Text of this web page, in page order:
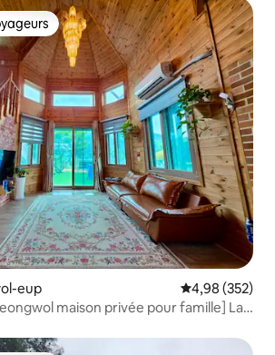
eup Évaluation
4,98 (352)
maison privée pour famille] La